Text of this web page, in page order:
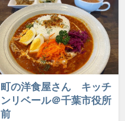
町の洋食屋さん キッチ
ンリベール＠千葉市役所
前